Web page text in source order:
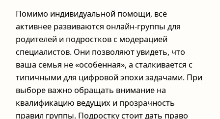
Помимо индивидуальной помощи, всё
активнее развиваются онлайн-группы для
родителей и подростков с модерацией
специалистов. Они позволяют увидеть, что
ваша семья не «особенная», а сталкивается с
типичными для цифровой эпохи задачами. При
выборе важно обращать внимание на
квалификацию ведущих и прозрачность
правил группы. Подростку стоит дать право